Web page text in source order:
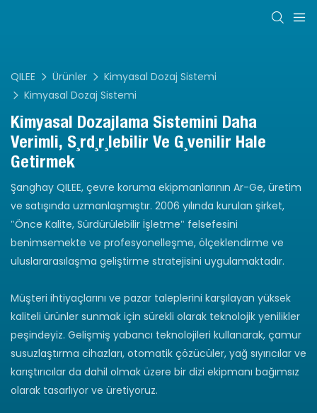
QILEE Ürünler
Kimyasal Dozaj Sistemi
Kimyasal Dozaj Sistemi
Kimyasal Dozajlama Sistemini Daha
Verimli, Sürdürülebilir Ve Güvenilir Hale
Getirmek
Şanghay QILEE, çevre koruma ekipmanlarının Ar-Ge, üretim
ve satışında uzmanlaşmıştır. 2006 yılında kurulan şirket,
"Önce Kalite, Sürdürülebilir İşletme" felsefesini
benimsemekte ve profesyonelleşme, ölçeklendirme ve
uluslararasılaşma geliştirme stratejisini uygulamaktadır.
Müşteri ihtiyaçlarını ve pazar taleplerini karşılayan yüksek
kaliteli ürünler sunmak için sürekli olarak teknolojik yenilikler
peşindeyiz. Gelişmiş yabancı teknolojileri kullanarak, çamur
susuzlaştırma cihazları, otomatik çözücüler, yağ sıyırıcılar ve
karıştırıcılar da dahil olmak üzere bir dizi ekipmanı bağımsız
olarak tasarlıyor ve üretiyoruz.